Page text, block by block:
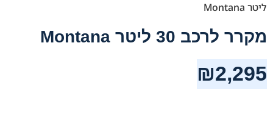
ליטר Montana
מקרר לרכב 30 ליטר Montana
₪2,295